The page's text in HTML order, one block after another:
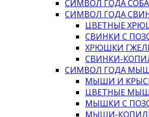
СИМВОЛ ГОДА
СИМВОЛ ГОДА
ЦВЕТНЫЕ
СВИНКИ С
ХРЮШКИ
СВИНКИ-
СИМВОЛ ГОДА
МЫШИ И
ЦВЕТНЫЕ
МЫШКИ С
МЫШИ-